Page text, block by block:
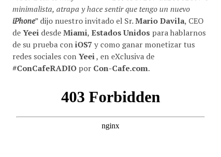
iPhone” dijo nuestro invitado el Sr.Mario Davila, CEO
deYeei desdeMiami,Estados Unidospara hablarnos
de su prueba coniOS7y como ganar monetizar tus
redes sociales conYeei, en eXclusiva de
#ConCafeRADIOporCon-Cafe.com.